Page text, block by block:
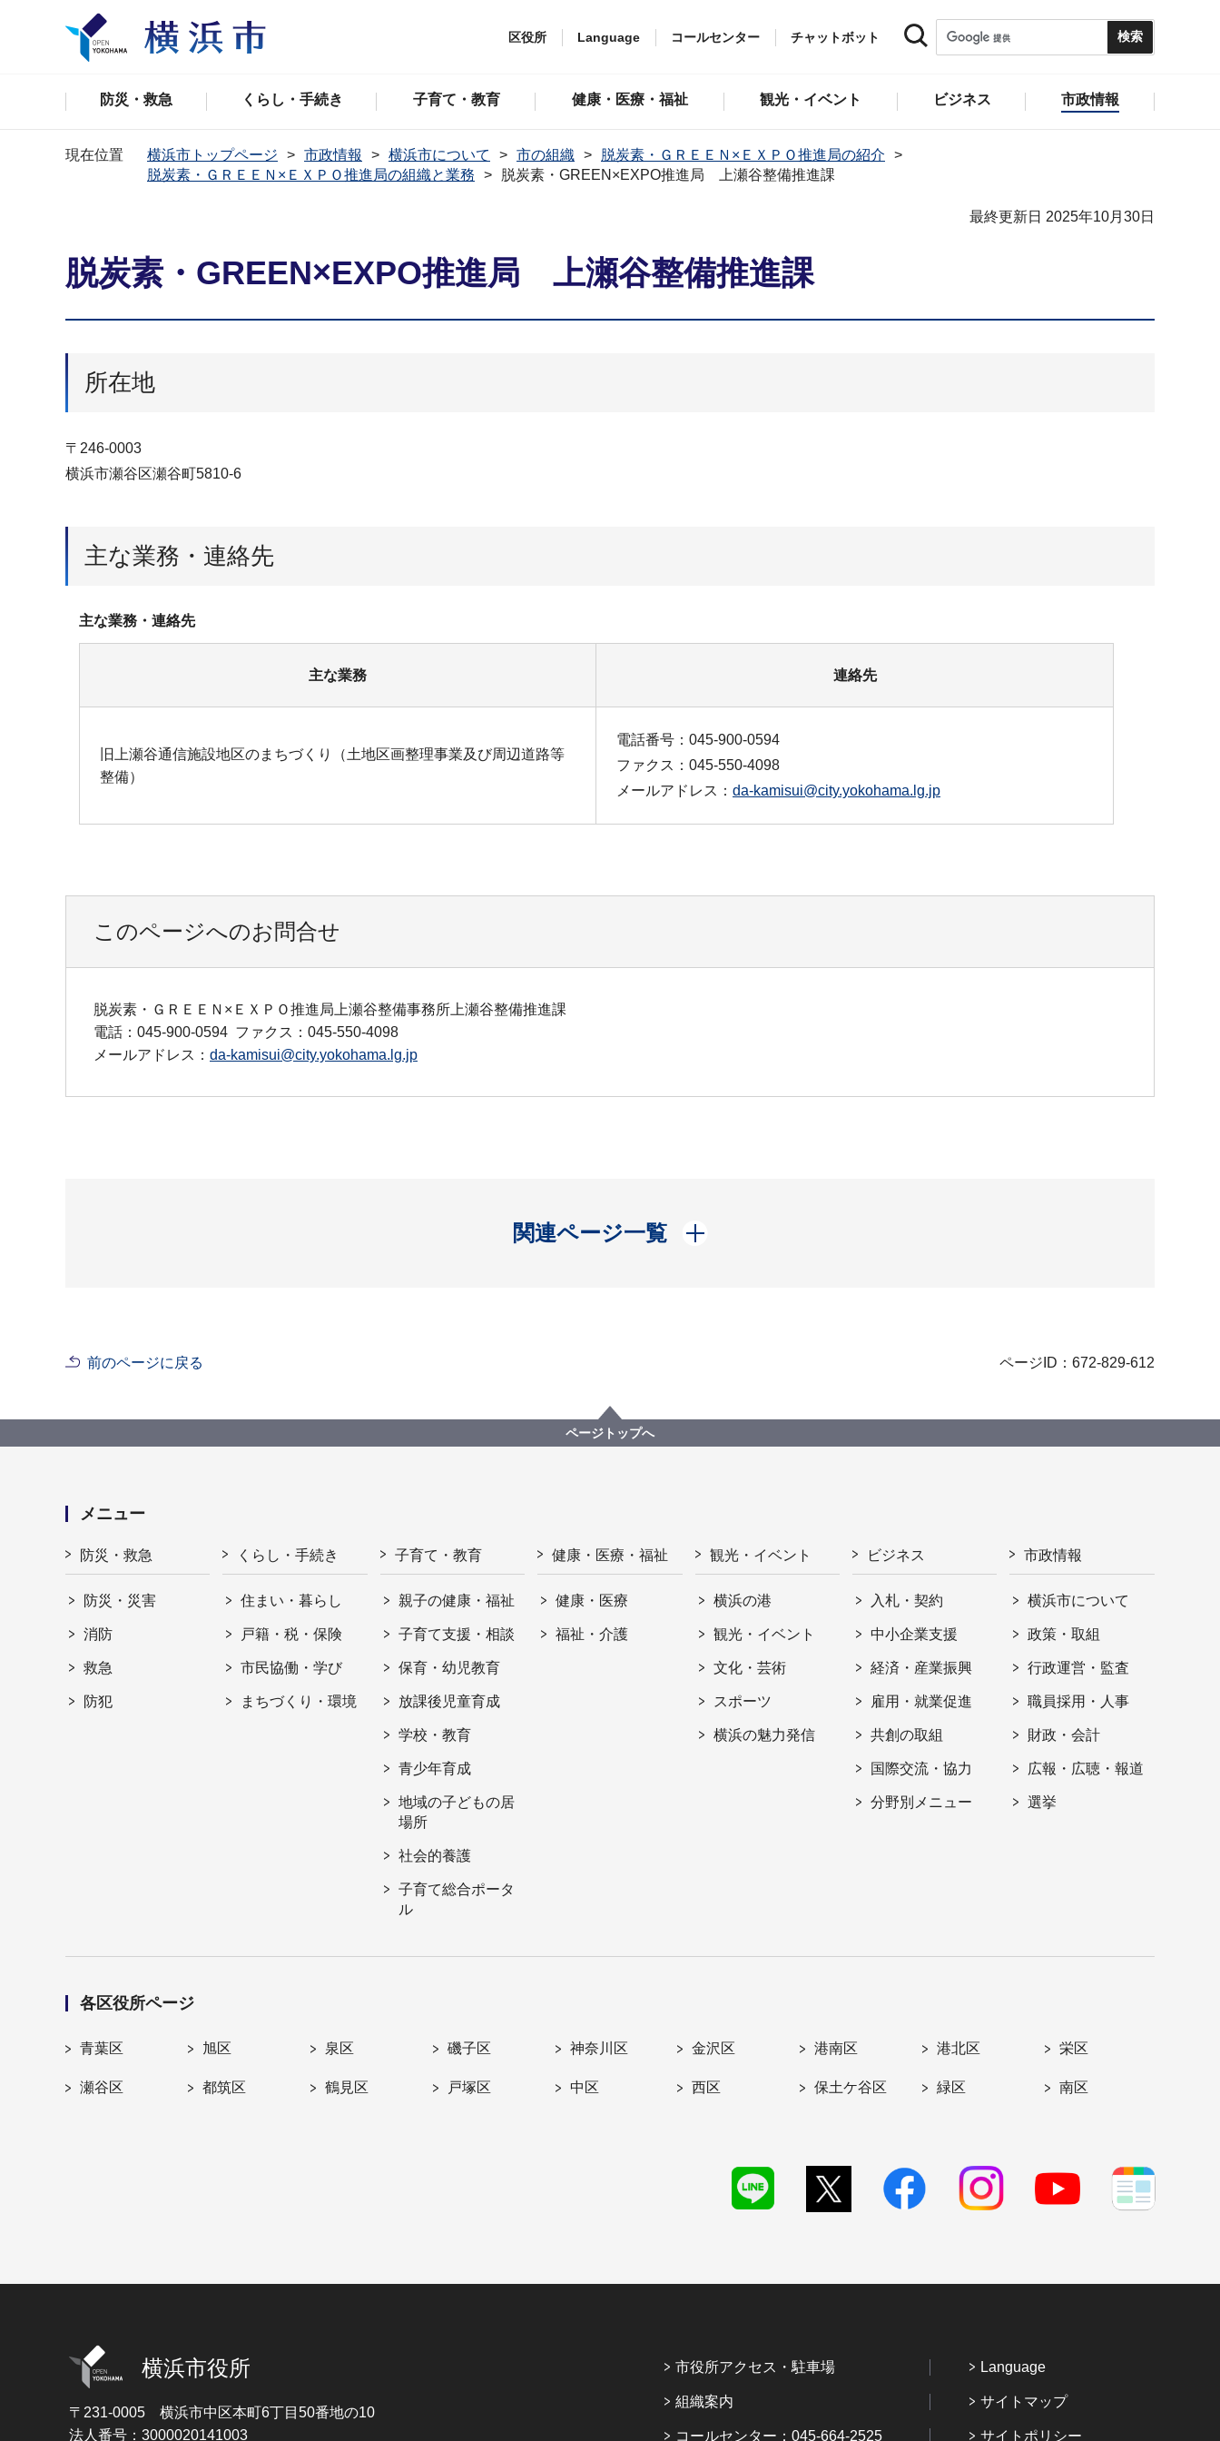
区役所 Language コールセンター チャットボット
防災・救急 くらし・手続き 子育て・教育 健康・医療・福祉 観光・イベント ビジネス 市政情報
現在位置 横浜市トップページ 市政情報 横浜市について 市の組織
脱炭素・ＧＲＥＥＮ×ＥＸＰＯ推進局の紹介
脱炭素・ＧＲＥＥＮ×ＥＸＰＯ推進局の組織と業務
脱炭素・GREEN×EXPO推進局 上瀬谷整備推進課
最終更新日 2025年10月30日
脱炭素・GREEN×EXPO推進局 上瀬谷整備推進課
所在地
〒246-0003
横浜市瀬谷区瀬谷町5810-6
主な業務・連絡先
主な業務・連絡先
主な業務 連絡先
旧上瀬谷通信施設地区のまちづくり（土地区画整理事業及び周辺道路等
整備）
電話番号：045-900-0594
ファクス：045-550-4098
メールアドレス： da-kamisui@city.yokohama.lg.jp
このページへのお問合せ
脱炭素・ＧＲＥＥＮ×ＥＸＰＯ推進局上瀬谷整備事務所上瀬谷整備推進課
電話：045-900-0594 ファクス：045-550-4098
メールアドレス： da-kamisui@city.yokohama.lg.jp
関連ページ一覧
開く
前のページに戻る ページID：672-829-612
ページトップへ
メニュー
防災・救急
防災・災害
消防
救急
防犯
くらし・手続き
住まい・暮らし
戸籍・税・保険
市民協働・学び
まちづくり・環境
子育て・教育
親子の健康・福祉
子育て支援・相談
保育・幼児教育
放課後児童育成
学校・教育
青少年育成
地域の子どもの居
場所
社会的養護
子育て総合ポータ
ル
健康・医療・福祉
健康・医療
福祉・介護
観光・イベント
横浜の港
観光・イベント
文化・芸術
スポーツ
横浜の魅力発信
ビジネス
入札・契約
中小企業支援
経済・産業振興
雇用・就業促進
共創の取組
国際交流・協力
分野別メニュー
市政情報
横浜市について
政策・取組
行政運営・監査
職員採用・人事
財政・会計
広報・広聴・報道
選挙
各区役所ページ
青葉区 旭区 泉区 磯子区 神奈川区 金沢区 港南区 港北区 栄区
瀬谷区 都筑区 鶴見区 戸塚区 中区 西区 保土ケ谷区 緑区 南区
横浜市役所
〒231-0005 横浜市中区本町6丁目50番地の10
法人番号：3000020141003
市役所アクセス・駐車場
組織案内
コールセンター：045-664-2525
Language
サイトマップ
サイトポリシー